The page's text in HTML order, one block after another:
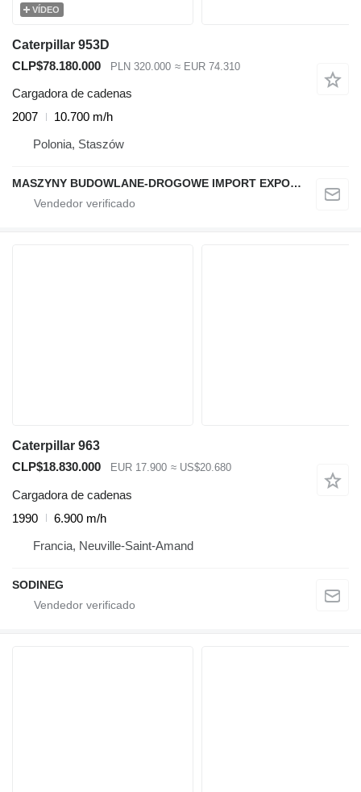
VÍDEO
Caterpillar 953D
CLP$78.180.000
PLN 320.000 ≈ EUR 74.310
Cargadora de cadenas
2007
10.700 m/h
Polonia, Staszów
MASZYNY BUDOWLANE-DROGOWE IMPORT EXPORT
Caterpillar 963
CLP$18.830.000
EUR 17.900 ≈ US$20.680
Cargadora de cadenas
1990
6.900 m/h
Francia, Neuville-Saint-Amand
SODINEG